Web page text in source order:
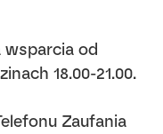
wsparcia od
18.00-21.00.
Zaufania